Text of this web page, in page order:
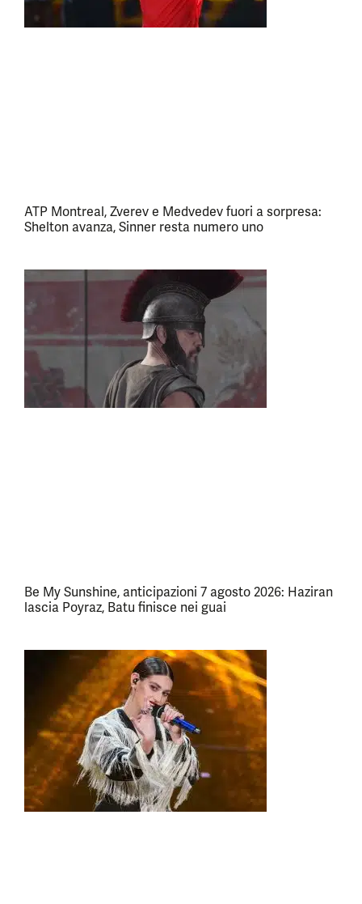
ATP Montreal, Zverev e Medvedev fuori a sorpresa:
Shelton avanza, Sinner resta numero uno
Be My Sunshine, anticipazioni 7 agosto 2026: Haziran
lascia Poyraz, Batu finisce nei guai